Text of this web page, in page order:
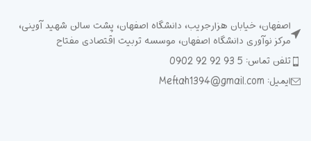
اصفهان، خیابان هزارجریب، دانشگاه اصفهان، پشت سالن شهید آوینی،
مرکز نوآوری دانشگاه اصفهان، موسسه تربیت اقتصادی مفتاح
تلفن تماس: 5 93 92 92 0902
ایمیل: Meftah1394@gmail.com